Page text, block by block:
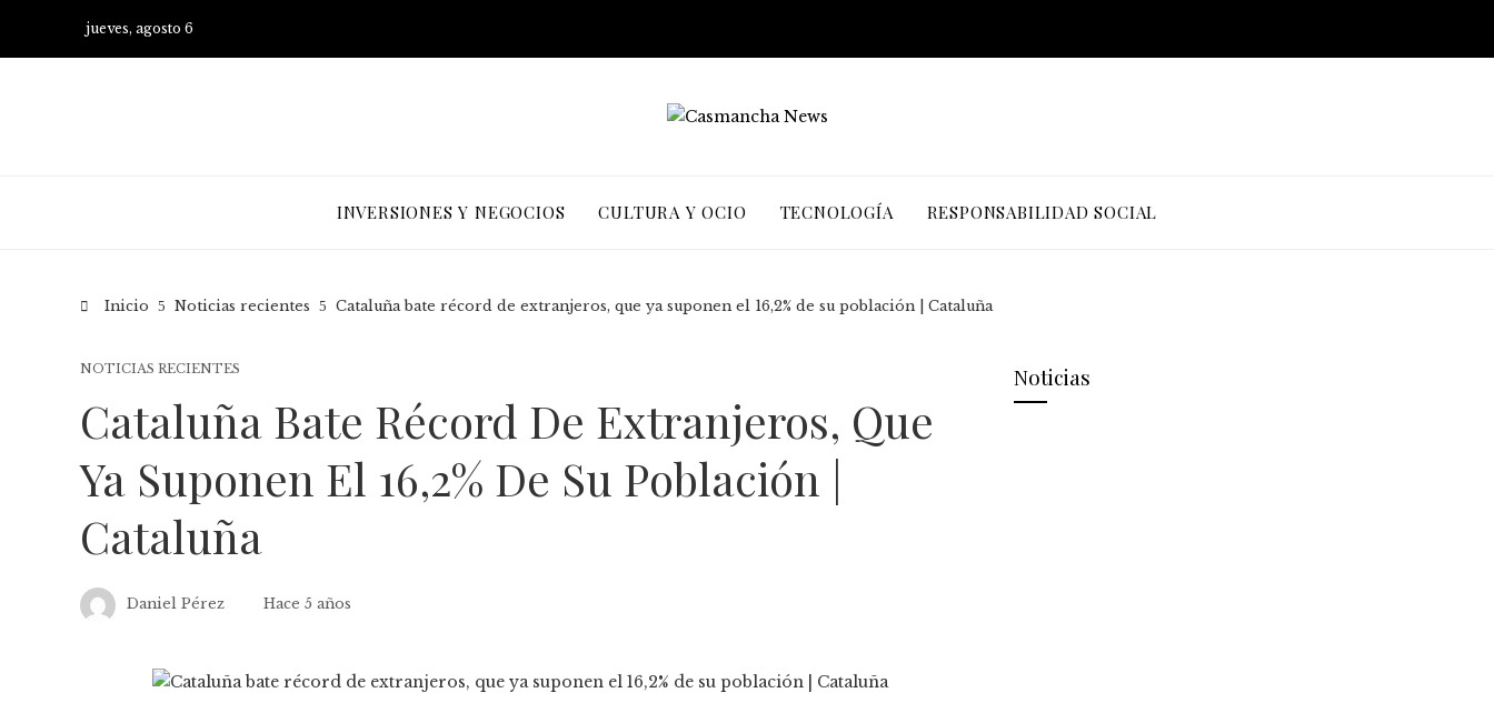
jueves, agosto 6
INVERSIONES Y NEGOCIOS CULTURA Y OCIO TECNOLOGÍA RESPONSABILIDAD SOCIAL
Inicio Noticias recientes Cataluña bate récord de extranjeros, que ya suponen el 16,2% de su población | Cataluña
NOTICIAS RECIENTES
Cataluña Bate Récord De Extranjeros, Que
Ya Suponen El 16,2% De Su Población |
Cataluña
Daniel Pérez Hace 5 años
Noticias